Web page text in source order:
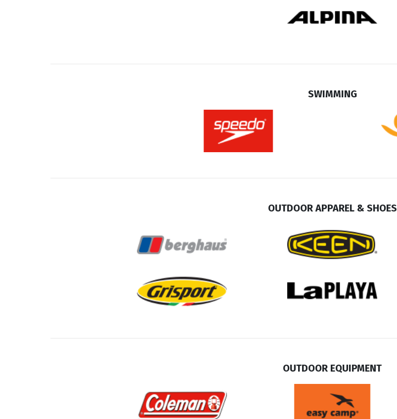
SWIMMING
OUTDOOR APPAREL & SHOES
OUTDOOR EQUIPMENT